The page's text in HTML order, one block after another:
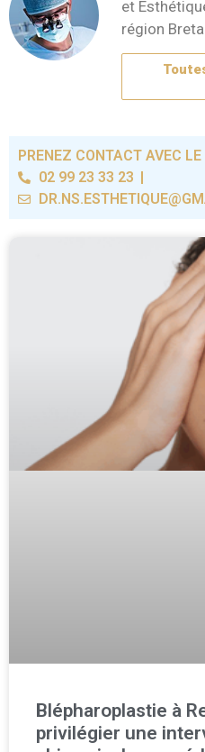
et
région
PRENEZ CONTACT AVEC
02 99 23 33 23
Blépharoplastie à
privilégier une